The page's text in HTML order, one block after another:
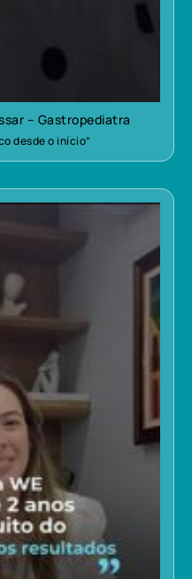
– Gastropediatra
desde o início”